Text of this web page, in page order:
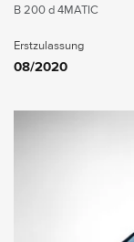
B 200 d 4MATIC
Erstzulassung
08/2020